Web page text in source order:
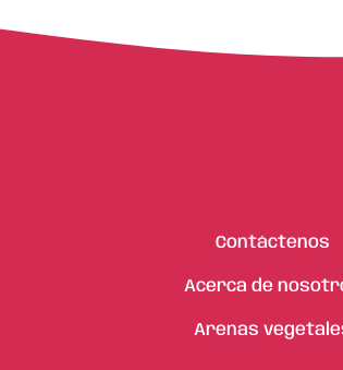
Contáctenos
Acerca de
Arenas